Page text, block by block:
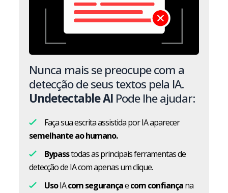
Nunca mais se preocupe com a
detecção de seus textos pela IA.
Undetectable AI Pode lhe ajudar:
Faça sua escrita assistida por IA aparecer
semelhante ao humano.
Bypasstodas as principais ferramentas de
detecção de IA com apenas um clique.
UsoIAcom segurançaecom confiançana